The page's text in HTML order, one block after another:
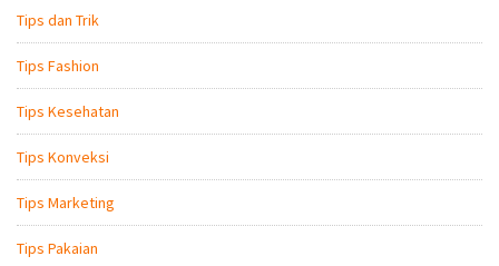
Tips dan Trik
Tips Fashion
Tips Kesehatan
Tips Konveksi
Tips Marketing
Tips Pakaian